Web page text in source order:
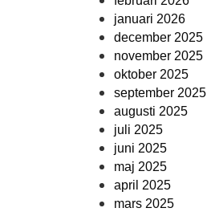
januari 2026
december 2025
november 2025
oktober 2025
september 2025
augusti 2025
juli 2025
juni 2025
maj 2025
april 2025
mars 2025